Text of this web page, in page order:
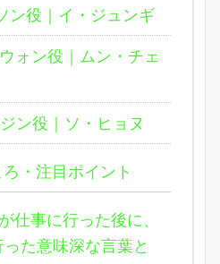
ン役｜イ・ジュンギ
ォン役｜ムン・チェ
ン役｜ソ・ヒョヌ
・注目ポイント
事に行った後に、
た意味深な言葉と